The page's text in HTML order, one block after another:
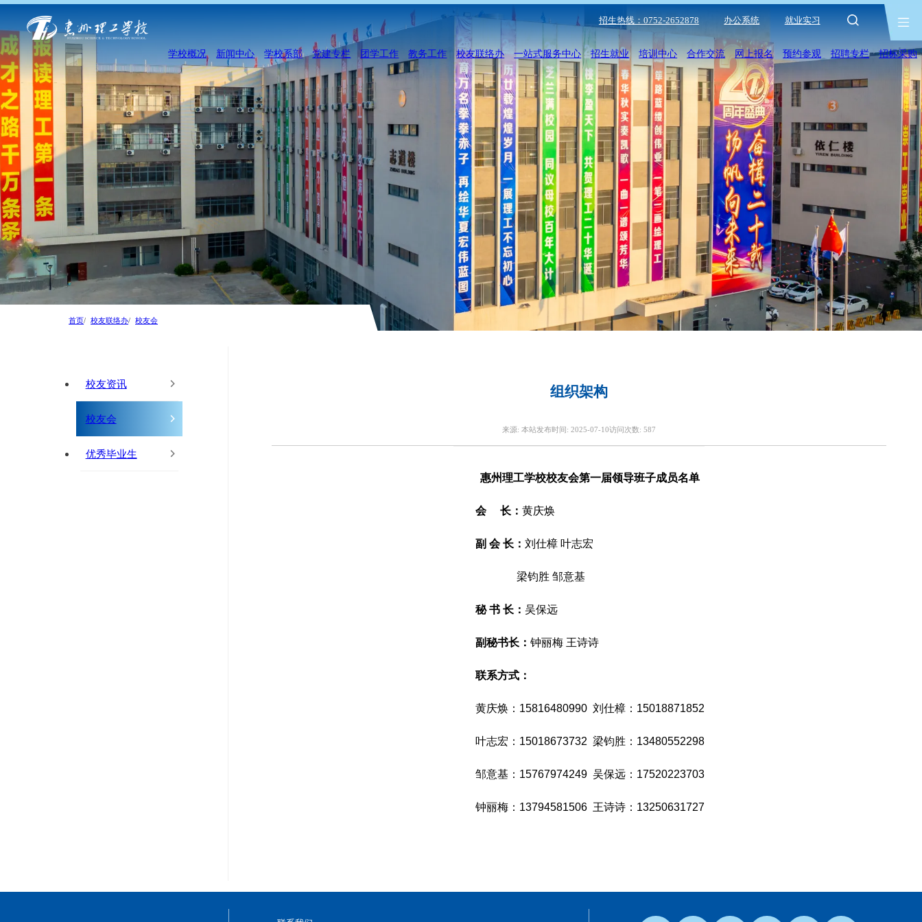
招生热线：0752-2652878 办公系统 就业实习
学校概况 新闻中心 学校系部 党建专栏 团学工作 教务工作 校友联络办 一站式服务中心 招生就业 培训中心 合作交流 网上报名 预约参观 招聘专栏 招标采购
首页 校友联络办 校友会
校友资讯
校友会
优秀毕业生
组织架构
来源: 本站发布时间: 2025-07-10访问次数: 587
惠州理工学校校友会第一届领导班子成员名单
会 长： 黄庆焕
副 会 长： 刘仕樟 叶志宏
梁钧胜 邹意基
秘 书 长： 吴保远
副秘书长： 钟丽梅 王诗诗
联系方式：
黄庆焕：15816480990 刘仕樟：15018871852
叶志宏：15018673732 梁钧胜：13480552298
邹意基：15767974249 吴保远：17520223703
钟丽梅：13794581506 王诗诗：13250631727